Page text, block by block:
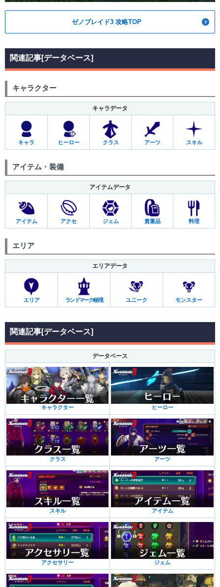
ゼノブレイド3 攻略TOP
関連記事[データベース]
キャラクター
キャラデータ
キャラ ヒーロー クラス アーツ スキル
アイテム・装備
アイテムデータ
アイテム アクセ ジェム 貴重品 料理
エリア
エリアデータ
エリア ランドマーク/秘境 ユニーク モンスター
関連記事[データベース]
データベース
キャラクター ヒーロー
クラス アーツ
スキル アイテム
アクセサリー ジェム